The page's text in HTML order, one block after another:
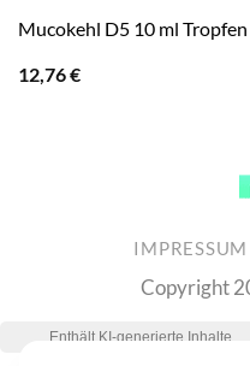
Mucokehl D5 10 ml Tropfen
12,76€
IMPRESSUM
Copyright